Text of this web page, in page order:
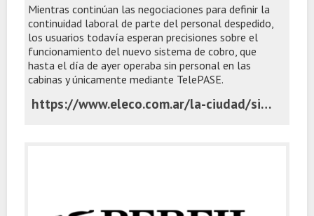
Mientras continúan las negociaciones para definir la
continuidad laboral de parte del personal despedido,
los usuarios todavía esperan precisiones sobre el
funcionamiento del nuevo sistema de cobro, que
hasta el día de ayer operaba sin personal en las
cabinas y únicamente mediante TelePASE.
https://www.eleco.com.ar/la-ciudad/sin-personal-en-las-cabinas-hay-incertidumbre-entre-los-trabajadores-y-usuarios-del-peaje-la-vasconia